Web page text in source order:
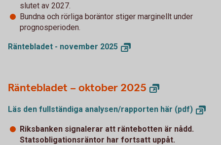
slutet av 2027.
Bundna och rörliga boräntor stiger marginellt under
prognosperioden.
Räntebladet - november 2025
Räntebladet – oktober 2025
Läs den fullständiga analysen/rapporten här (pdf)
Riksbanken signalerar att räntebotten är nådd.
Statsobligationsräntor har fortsatt uppåt.